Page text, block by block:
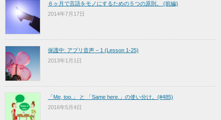
６ヶ月で言語をモノにするための５つの原則。 (前編)
2014年7月17日
保護中: アプリ音声 – 1 (Lesson 1-25)
2013年1月1日
「Me, too.」 と 「Same here.」の使い分け。(#485)
2016年5月4日